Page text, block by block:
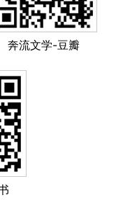
奔流文学-豆瓣